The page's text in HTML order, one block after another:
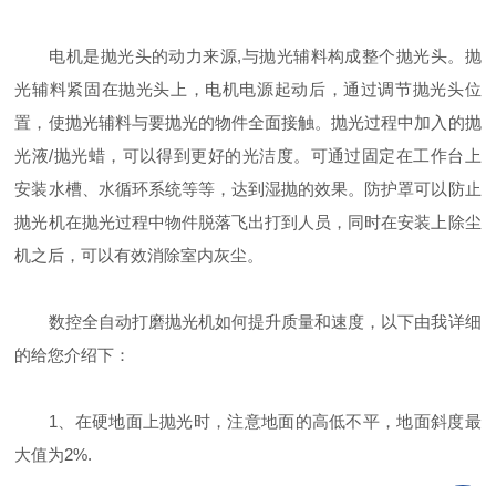
电机是抛光头的动力来源,与抛光辅料构成整个抛光头。抛
光辅料紧固在抛光头上，电机电源起动后，通过调节抛光头位
置，使抛光辅料与要抛光的物件全面接触。抛光过程中加入的抛
光液/抛光蜡，可以得到更好的光洁度。可通过固定在工作台上
安装水槽、水循环系统等等，达到湿抛的效果。防护罩可以防止
抛光机在抛光过程中物件脱落飞出打到人员，同时在安装上除尘
机之后，可以有效消除室内灰尘。
数控全自动打磨抛光机如何提升质量和速度，以下由我详细
的给您介绍下：
1、在硬地面上抛光时，注意地面的高低不平，地面斜度最
大值为2%.